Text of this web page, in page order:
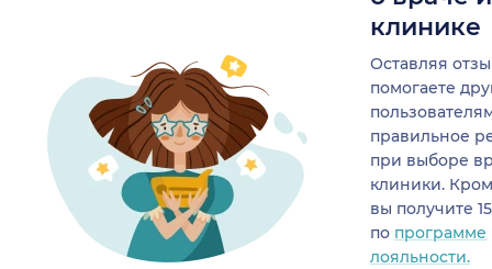
клинике
Оставляя
помогаете
правильное
при выборе
клиники.
вы получите
по программе
лояльности.